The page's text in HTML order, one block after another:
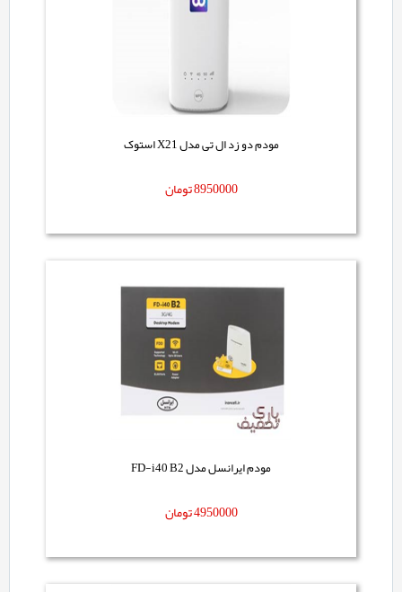
مودم دو زد ال تی مدل X21 استوک
8950000تومان
مودم ایرانسل مدل FD-i40 B2
4950000تومان